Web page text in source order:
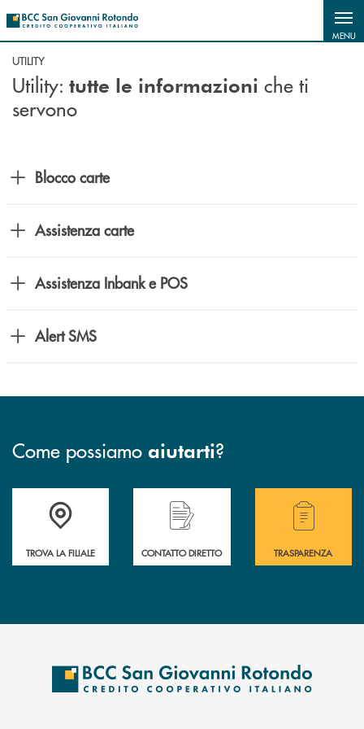
MENU
UTILITY
Utility: tutte le informazioni che ti
servono
Blocco carte
Assistenza carte
Assistenza Inbank e POS
Alert SMS
Come possiamo aiutarti?
Accedi all' elenco completo delle filiali della BCC San Giovanni
TROVA LA FILIALE
Hai bisogno di assistenza immediata?
CONTATTO DIRETTO
Hai bisogno di
TRASPARENZA